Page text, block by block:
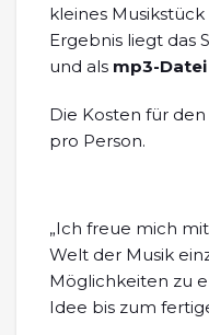
kleines
Ergebnis liegt das
und als mp3-Datei
Die Kosten für
pro Person.
„Ich freue mich
Welt der Musik
Möglichkeiten zu
Idee bis zum